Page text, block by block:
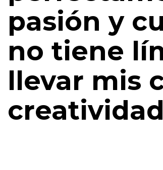
pasión y
no tiene
llevar mis